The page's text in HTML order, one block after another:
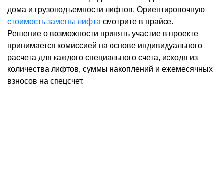
дома и грузоподъемности лифтов. Ориентировочную
стоимость замены лифта смотрите в прайсе.
Решение о возможности принять участие в проекте
принимается комиссией на основе индивидуального
расчета для каждого специального счета, исходя из
количества лифтов, суммы накоплений и ежемесячных
взносов на спецсчет.